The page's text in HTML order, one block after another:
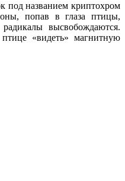
под названием криптохром
попав в глаза птицы,
высвобождаются.
«видеть» магнитную